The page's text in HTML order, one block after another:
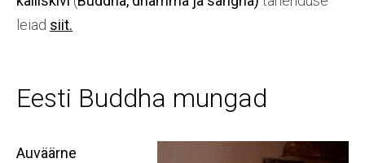
leiad siit.
Eesti Buddha mungad
Auväärne